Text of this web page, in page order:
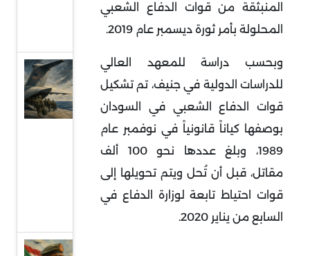
المنبثقة من قوات الدفاع الشعبي
المحلولة بأمر ثورة ديسمبر عام 2019.
وبحسب دراسة للمعهد العالي
للدراسات الدولية في جنيف، تم تشكيل
قوات الدفاع الشعبي في السودان
بوصفها كياناً قانونياً في نوفمبر عام
1989، وبلغ عددها نحو 100 ألف
مقاتل، قبل أن تُحل ويتم تحويلها إلى
قوات احتياط تابعة لوزارة الدفاع في
السابع من يناير 2020.
البحر
الأحمر
قراءة
في
توقعات
سحب
قوات
أميركية
من